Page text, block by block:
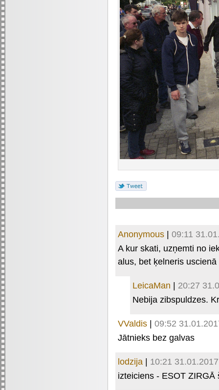
Anonymous | 09:11
A kur skati, uzņemti no
alus, bet ķelneris
LeicaMan | 20:27
Nebija zibspuldzes.
VValdis | 09:52
Jātnieks bez galvas
lodzija | 10:21 31.01.2017
izteiciens - ESOT